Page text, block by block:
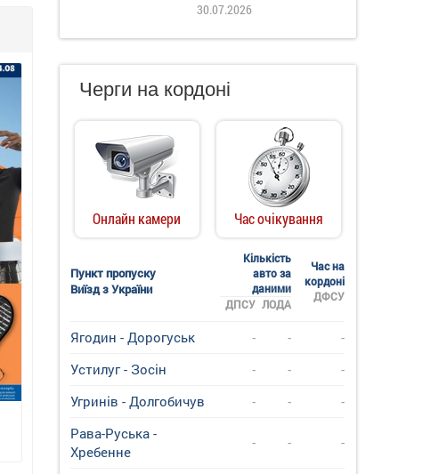
30.07.2026
Черги на кордоні
Онлайн камери Час очікування
Пункт пропуску
Виїзд з України
Кількість
авто за
даними
Час на
кордоні
ДФСУ
ДПСУ ЛОДА
Ягодин - Дорогуськ - -
-
Устилуг - Зосін
- -
-
Угринiв - Долгобичув
- -
-
Рава-Руська -
Хребенне
- - -